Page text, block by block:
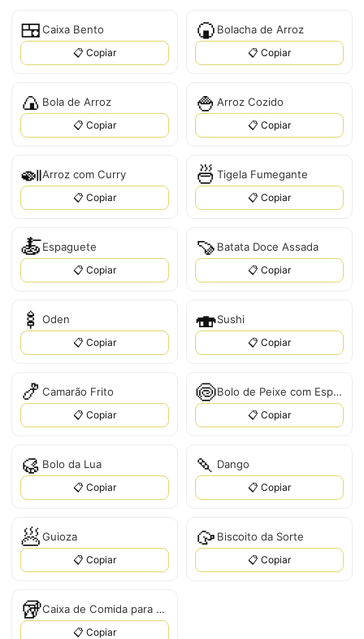
🍱Caixa Bento
📋 Copiar
🍘 Bolacha de Arroz
📋 Copiar
🍙 Bola de Arroz
📋 Copiar
🍚 Arroz Cozido
📋 Copiar
🍛Arroz com Curry
📋 Copiar
🍜 Tigela Fumegante
📋 Copiar
🍝Espaguete
📋 Copiar
🍠 Batata Doce Assada
📋 Copiar
🍢 Oden
📋 Copiar
🍣Sushi
📋 Copiar
🍤 Camarão Frito
📋 Copiar
🍥 Bolo de Peixe com Espiral
📋 Copiar
🥮 Bolo da Lua
📋 Copiar
🍡 Dango
📋 Copiar
🥟Guioza
📋 Copiar
🥠 Biscoito da Sorte
📋 Copiar
🥡 Caixa de Comida para Levar
📋 Copiar